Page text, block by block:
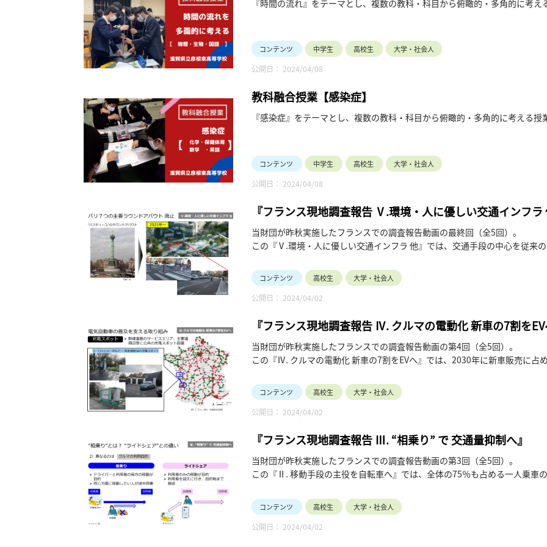
『時間の流れ』をテーマとし、複数の教科・科目から俯瞰的・多角的に考え
コンテンツ 中学生 高校生 大学・社会人
公開日： 2024/04/08
教科融合授業【感染症】
『感染症』をテーマとし、複数の教科・科目から俯瞰的・多角的に考える授
コンテンツ 中学生 高校生 大学・社会人
公開日： 2024/04/08
『フランス現地調査報告 Ⅴ.環境・人に優しい交通インフラ
当財団が昨秋実施したフランスでの調査報告動画の最終回（全5回）。
この『Ⅴ.環境・人に優しい交通インフラ 他』では、交通手段の中心を従来
ています。（令和6年3月公開、9分17秒）
コンテンツ 高校生 大学・社会人
公開日： 2024/04/02
『フランス現地調査報告 Ⅳ. クルマの電動化 新車の7割を
当財団が昨秋実施したフランスでの調査報告動画の第4回（全5回）。
この『Ⅳ. クルマの電動化 新車の7割をEVへ』では、2030年に新車販売に占
コンテンツ 高校生 大学・社会人
公開日： 2024/04/02
『フランス現地調査報告 Ⅲ. “相乗り” で 交通量抑制へ』
当財団が昨秋実施したフランスでの調査報告動画の第3回（全5回）。
この『Ⅱ. 移動手段の主役を自転車へ』では、全体の75％も占める一人乗車
分36秒）
コンテンツ 高校生 大学・社会人
公開日： 2024/04/02